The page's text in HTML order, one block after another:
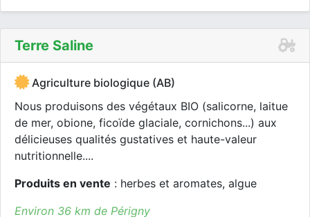
Terre Saline
Agriculture biologique (AB)
Nous produisons des végétaux BIO (salicorne, laitue
de mer, obione, ficoïde glaciale, cornichons...) aux
délicieuses qualités gustatives et haute-valeur
nutritionnelle....
Produits en vente : herbes et aromates, algue
Environ 36 km de Périgny